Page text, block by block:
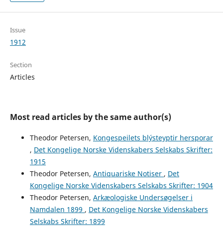
Issue
1912
Section
Articles
Most read articles by the same author(s)
Theodor Petersen, Kongespeilets blýsteyptir hersporar
, Det Kongelige Norske Videnskabers Selskabs Skrifter:
1915
Theodor Petersen, Antiquariske Notiser , Det
Kongelige Norske Videnskabers Selskabs Skrifter: 1904
Theodor Petersen, Arkæologiske Undersøgelser i
Namdalen 1899 , Det Kongelige Norske Videnskabers
Selskabs Skrifter: 1899